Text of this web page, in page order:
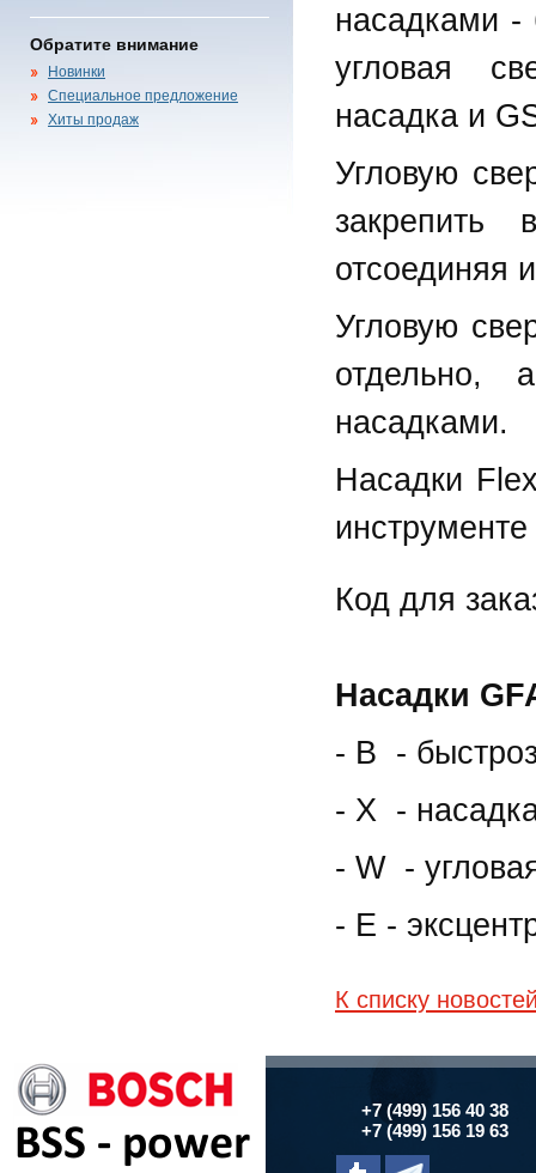
Обратите внимание
Новинки
Специальное предложение
Хиты продаж
насадками -
угловая
насадка и
Угловую
отсоединяя
Угловую
отдельно,
насадками.
Насадки
Код для
Насадки
- B -
- X -
- W -
- E -
К списку
+7 (499) 156 40 38
+7 (499) 156 19 63